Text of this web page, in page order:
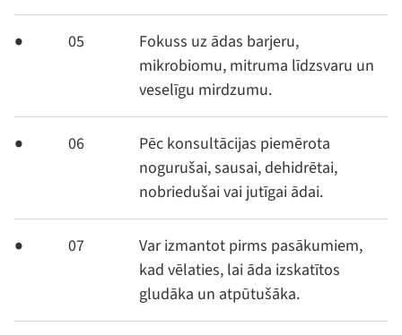
05
Fokuss uz ādas barjeru,
mikrobiomu, mitruma līdzsvaru un
veselīgu mirdzumu.
06
Pēc konsultācijas piemērota
nogurušai, sausai, dehidrētai,
nobriedušai vai jutīgai ādai.
07
Var izmantot pirms pasākumiem,
kad vēlaties, lai āda izskatītos
gludāka un atpūtušāka.